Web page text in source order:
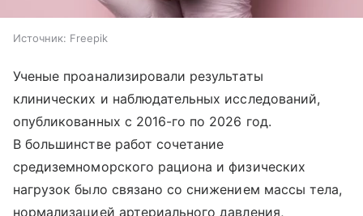
Источник: Freepik
Ученые проанализировали результаты
клинических и наблюдательных исследований,
опубликованных с 2016-го по 2026 год.
В большинстве работ сочетание
средиземноморского рациона и физических
нагрузок было связано со снижением массы тела,
нормализацией артериального давления,